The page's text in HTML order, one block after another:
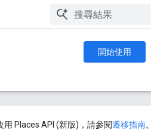
開始使用
用 Places API (新版)，請參閱遷移指南。